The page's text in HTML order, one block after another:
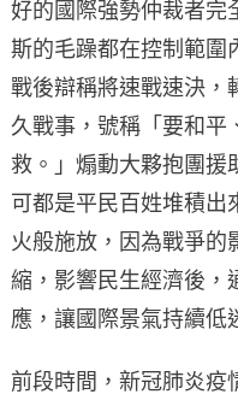
好的國際強勢仲裁者完
斯的毛躁都在控制範圍
戰後辯稱將速戰速決，
久戰事，號稱「要和平
救。」煽動大夥抱團援
可都是平民百姓堆積出
火般施放，因為戰爭的
縮，影響民生經濟後，
應，讓國際景氣持續低
前段時間，新冠肺炎疫